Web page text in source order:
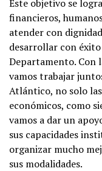
Este objetivo se
financieros,
atender con
desarrollar con
Departamento. Con
vamos trabajar
Atlántico, no solo
económicos, como
vamos a dar un
sus capacidades
organizar mucho
sus modalidades.